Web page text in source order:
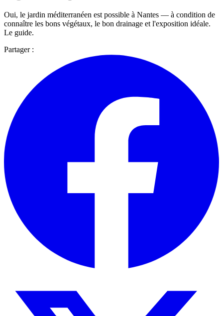
Oui, le jardin méditerranéen est possible à Nantes — à condition de
connaître les bons végétaux, le bon drainage et l'exposition idéale.
Le guide.
Partager :